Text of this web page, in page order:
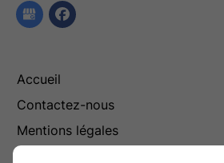
Accueil
Contactez-nous
Mentions légales